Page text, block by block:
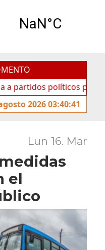
políticos por «ficha
2026 03:40:41
Lun 16. Mar
el